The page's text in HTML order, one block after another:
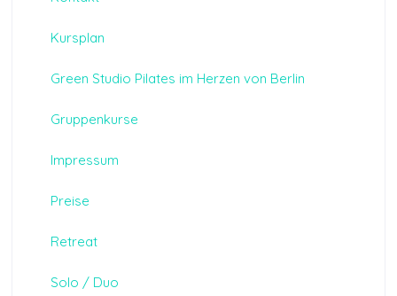
Kursplan
Green Studio Pilates im Herzen von Berlin
Gruppenkurse
Impressum
Preise
Retreat
Solo / Duo